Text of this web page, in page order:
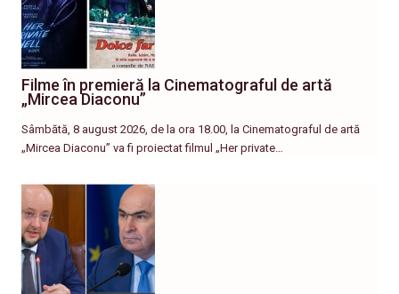
Filme în premieră la Cinematograful de artă
„Mircea Diaconu”
Sâmbătă, 8 august 2026, de la ora 18.00, la Cinematograful de artă
„Mircea Diaconu” va fi proiectat filmul „Her private…